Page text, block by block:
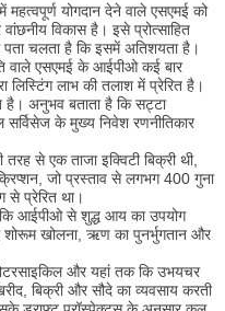
योगदान देने वाले एसएमई को
विकास है। इसे प्रोत्साहित
पता चलता है कि इसमें अतिशयता है।
वाले एसएमई के आईपीओ कई बार
लिस्टिंग लाभ की तलाश में प्रेरित है।
अनुभव बताता है कि सट्टा
के मुख्य निवेश रणनीतिकार
से एक ताजा इक्विटी बिक्री थी,
जो प्रस्ताव से लगभग 400 गुना
से प्रेरित था।
आईपीओ से शुद्ध आय का उपयोग
शोरूम खोलना, ऋण का पुनर्भुगतान और
और यहां तक ​​कि उभयचर
बिक्री और सौदे का व्यवसाय करती